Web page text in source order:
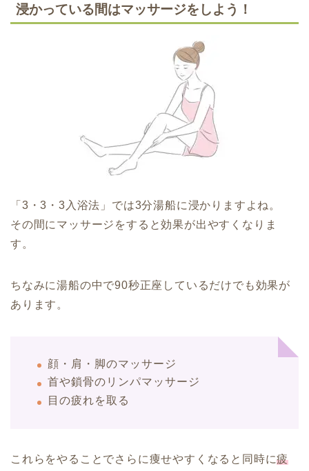
浸かっている間はマッサージをしよう！
「3・3・3入浴法」では3分湯船に浸かりますよね。
その間にマッサージをすると効果が出やすくなりま
す。
ちなみに湯船の中で90秒正座しているだけでも効果が
あります。
顔・肩・脚のマッサージ
首や鎖骨のリンパマッサージ
目の疲れを取る
これらをやることでさらに痩せやすくなると同時に疲